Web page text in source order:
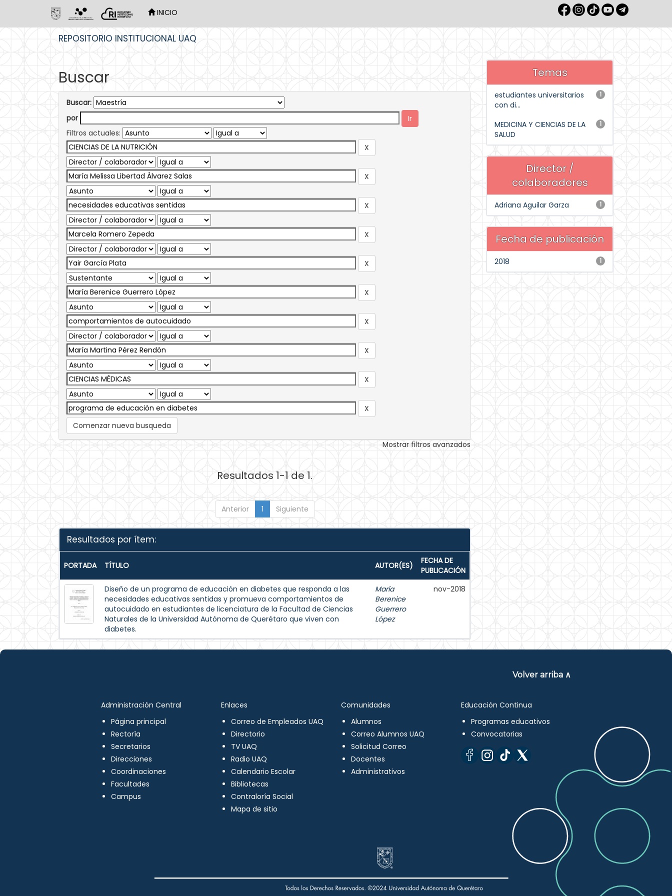
INICIO
REPOSITORIO INSTITUCIONAL UAQ
Buscar
Buscar:
por
Filtros actuales:
Comenzar nueva busqueda
Mostrar filtros avanzados
Resultados 1-1 de 1.
Anterior 1 Siguiente
Resultados por ítem:
PORTADA TÍTULO AUTOR(ES)
FECHA DE
PUBLICACIÓN
Diseño de un programa de educación en diabetes que responda a las
necesidades educativas sentidas y promueva comportamientos de
autocuidado en estudiantes de licenciatura de la Facultad de Ciencias
Naturales de la Universidad Autónoma de Querétaro que viven con
diabetes.
María
Berenice
Guerrero
López
nov-2018
Temas
1
estudiantes universitarios
con di...
1
MEDICINA Y CIENCIAS DE LA
SALUD
Director /
colaboradores
1
Adriana Aguilar Garza
Fecha de publicación
1
2018
Volver arriba ∧
Administración Central
Página principal
Rectoría
Secretarios
Direcciones
Coordinaciones
Facultades
Campus
Enlaces
Correo de Empleados UAQ
Directorio
TV UAQ
Radio UAQ
Calendario Escolar
Bibliotecas
Contraloría Social
Mapa de sitio
Comunidades
Alumnos
Correo Alumnos UAQ
Solicitud Correo
Docentes
Administrativos
Educación Continua
Programas educativos
Convocatorias